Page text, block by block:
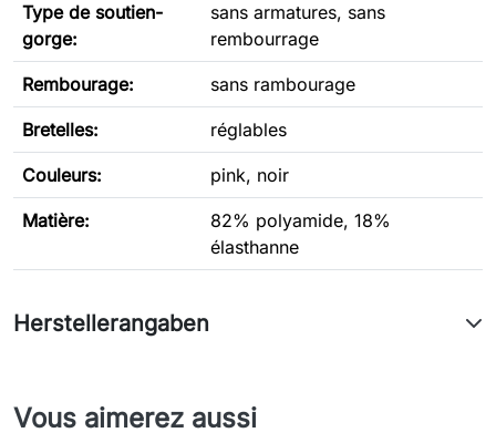
Type de soutien-
gorge:
sans armatures, sans
rembourrage
Rembourage: sans rambourage
Bretelles: réglables
Couleurs: pink, noir
Matière:
82% polyamide, 18%
élasthanne
Herstellerangaben
Vous aimerez aussi